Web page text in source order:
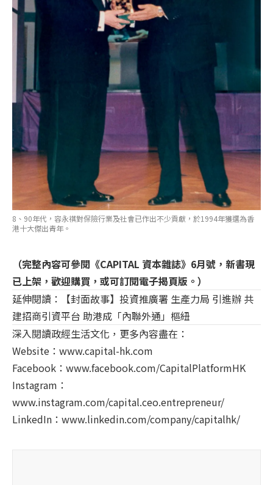
8、90年代，容永祺對保險行業及社會已作出不少貢獻，於1994年獲選為香
港十大傑出青年。
（完整內容可參閱《CAPITAL 資本雜誌》6月號，新書現
已上架，歡迎購買，或可訂閱電子揭頁版。）
延伸閱讀：
【封面故事】投資推廣署 生產力局 引進辦 共
建招商引資平台 助港成「內聯外通」樞紐
深入閱讀政經生活文化，更多內容盡在：
Website： www.capital-hk.com
Facebook： www.facebook.com/CapitalPlatformHK
Instagram：
www.instagram.com/capital.ceo.entrepreneur/
LinkedIn： www.linkedin.com/company/capitalhk/